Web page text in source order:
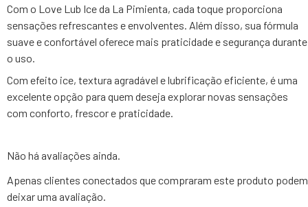
Com o Love Lub Ice da La Pimienta, cada toque proporciona
sensações refrescantes e envolventes. Além disso, sua fórmula
suave e confortável oferece mais praticidade e segurança durante
o uso.
Com efeito ice, textura agradável e lubrificação eficiente, é uma
excelente opção para quem deseja explorar novas sensações
com conforto, frescor e praticidade.
Não há avaliações ainda.
Apenas clientes conectados que compraram este produto podem
deixar uma avaliação.